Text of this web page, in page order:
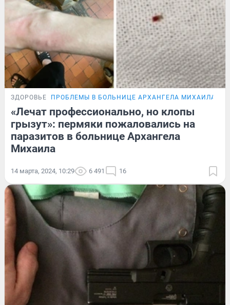
ЗДОРОВЬЕ ПРОБЛЕМЫ В БОЛЬНИЦЕ АРХАНГЕЛА МИХАИЛА
«Лечат профессионально, но клопы
грызут»: пермяки пожаловались на
паразитов в больнице Архангела
Михаила
14 марта, 2024, 10:29 6 491 16